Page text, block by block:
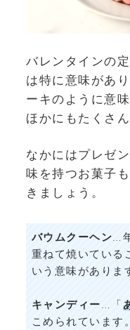
バレンタインの
は特に意味があ
ーキのように意
ほかにもたくさん
なかにはプレゼ
味を持つお菓子
きましょう。
バウムクーヘン…
重ねて焼いている
いう意味がありま
キャンディー…「
こめられています